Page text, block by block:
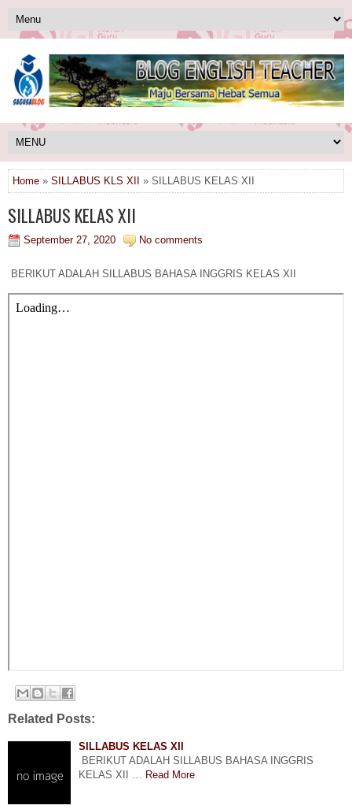
Home » SILLABUS KLS XII » SILLABUS KELAS XII
SILLABUS KELAS XII
September 27, 2020 No comments
BERIKUT ADALAH SILLABUS BAHASA INGGRIS KELAS XII
Related Posts:
SILLABUS KELAS XII
BERIKUT ADALAH SILLABUS BAHASA INGGRIS
KELAS XII … Read More